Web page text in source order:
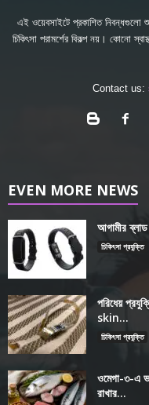
এই ওয়েবসাইটে প্রকাশিত নিবন্ধগুলো
চিকিৎসা পরামর্শের বিকল্প নয়। কোনো
Contact us:
EVEN MORE NEWS
আগামীর ব্লাড
চিকিৎসা প্রযুক্তি
পরিধেয়
skin...
চিকিৎসা প্রযুক্তি
ওমেগা-৩-এ
রাখার...